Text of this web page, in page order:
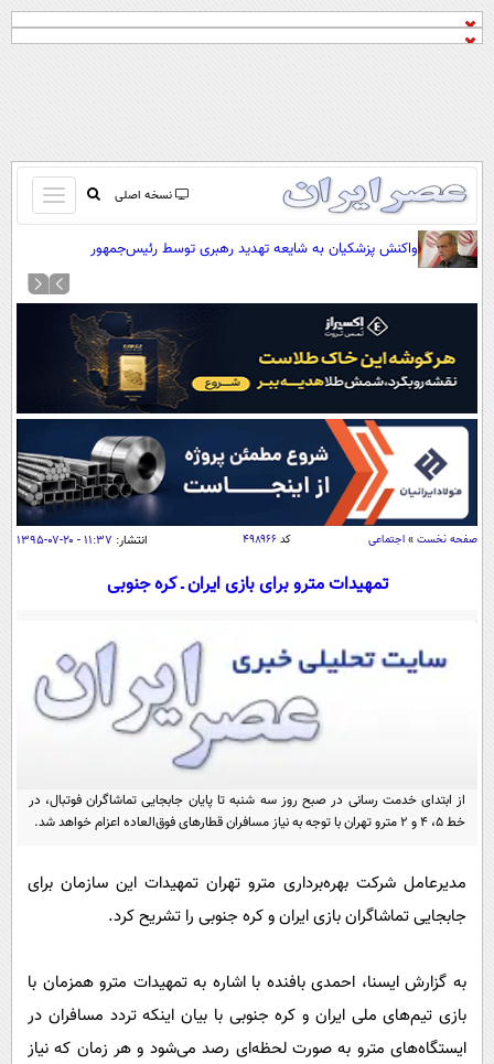
نسخه اصلی
باز
و
کردن
صفحه اول
آرشیو
نظرسنجی
آب و هوا
اوقات شرعی
سواد زندگی
اقتصاد
اقتصادی
جامعه
حوادث
یک برش دانایی
سفر و تفریح
بین الملل
علم و دانش
علمی
گوناگون
باشگاه مغز
مجله تصویری سلاح
اقتصاد
ورزش
فناوری
عصر ایران 2
خواندنی ها و دیدنی ها
پیامک
آموزش زبان
واکنش پزشکیان به شایعه تهدید رهبری توسط رئیس‌جمهور
صفحه نخست » اجتماعی کد۴۹۸۹۶۶ انتشار: ۱۱:۳۷ - ۲۰-۰۷-۱۳۹۵
تمهیدات مترو برای بازی ایران ـ کره جنوبی
از ابتدای خدمت رسانی در صبح روز سه شنبه تا پایان جابجایی تماشاگران فوتبال، در
خط ۵، ۴ و ۲ مترو تهران با توجه به نیاز مسافران قطارهای فوق‌العاده اعزام خواهد شد.
مدیرعامل شرکت بهره‌برداری مترو تهران تمهیدات این سازمان برای
جابجایی تماشاگران بازی ایران و کره جنوبی را تشریح کرد.
به گزارش ایسنا، احمدی بافنده با اشاره به تمهیدات مترو همزمان با
بازی تیم‌های ملی ایران و کره جنوبی با بیان اینکه تردد مسافران در
ایستگاه‌های مترو به صورت لحظه‌ای رصد می‌شود و هر زمان که نیاز